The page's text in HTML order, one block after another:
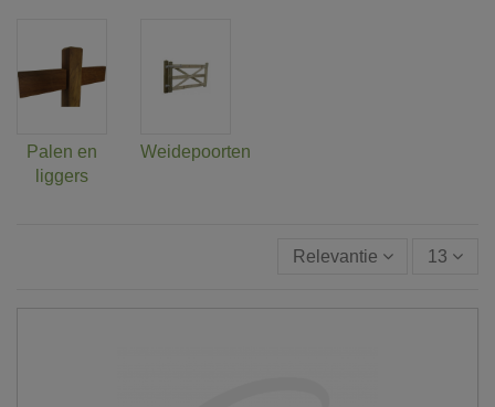
Palen en
liggers
Weidepoorten
Relevantie 13